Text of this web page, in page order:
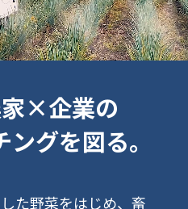
×企業の
ングを図る。
た野菜をはじめ、畜